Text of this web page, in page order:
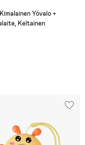
Yövalo +
Keltainen